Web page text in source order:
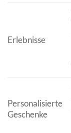
Erlebnisse
Personalisierte
Geschenke